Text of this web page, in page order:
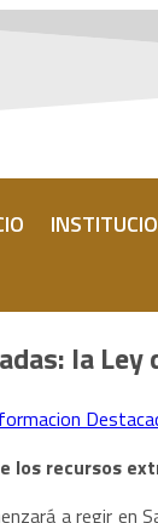
la
los recursos
a regir en